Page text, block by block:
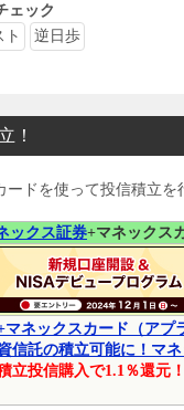
ェック
！
ードを使って投信積立を
ックス証券+マネックス
マネックスカード（アプ
信託の積立可能に！マ
立投信購入で1.1％還元